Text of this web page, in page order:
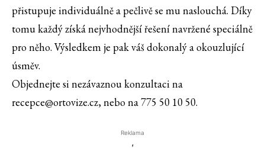
přistupuje individuálně a pečlivě se mu naslouchá. Díky
tomu každý získá nejvhodnější řešení navržené speciálně
pro něho. Výsledkem je pak váš dokonalý a okouzlující
úsměv.
Objednejte si nezávaznou konzultaci na
recepce@ortovize.cz, nebo na 775 50 10 50.
Reklama
'